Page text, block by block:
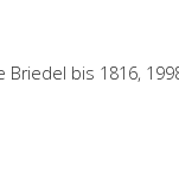
bis 1816,